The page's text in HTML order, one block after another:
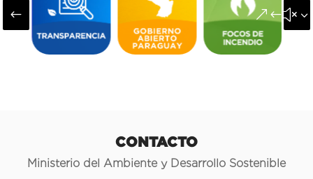
#
CONTACTO
Ministerio del Ambiente y Desarrollo Sostenible